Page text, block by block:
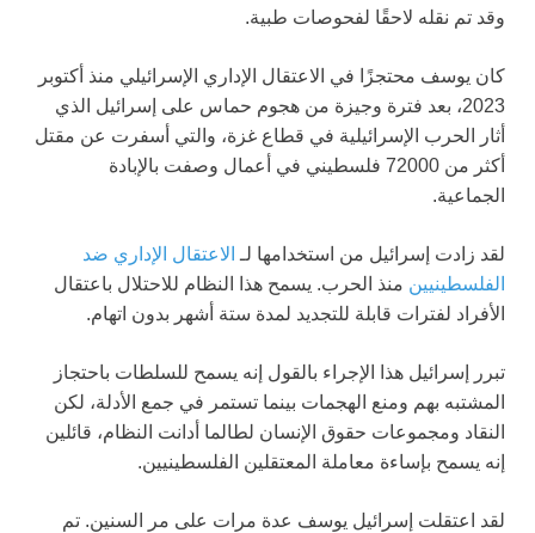
وقد تم نقله لاحقًا لفحوصات طبية.
كان يوسف محتجزًا في الاعتقال الإداري الإسرائيلي منذ أكتوبر
2023، بعد فترة وجيزة من هجوم حماس على إسرائيل الذي
أثار الحرب الإسرائيلية في قطاع غزة، والتي أسفرت عن مقتل
أكثر من 72000 فلسطيني في أعمال وصفت بالإبادة
الجماعية.
لقد زادت إسرائيل من استخدامها لـ الاعتقال الإداري ضد
الفلسطينيين منذ الحرب. يسمح هذا النظام للاحتلال باعتقال
الأفراد لفترات قابلة للتجديد لمدة ستة أشهر بدون اتهام.
تبرر إسرائيل هذا الإجراء بالقول إنه يسمح للسلطات باحتجاز
المشتبه بهم ومنع الهجمات بينما تستمر في جمع الأدلة، لكن
النقاد ومجموعات حقوق الإنسان لطالما أدانت النظام، قائلين
إنه يسمح بإساءة معاملة المعتقلين الفلسطينيين.
لقد اعتقلت إسرائيل يوسف عدة مرات على مر السنين. تم